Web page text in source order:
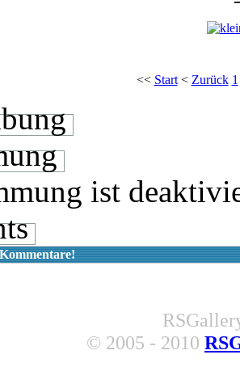
<< Start< Zurück 1
ist
© 2005 - 2010